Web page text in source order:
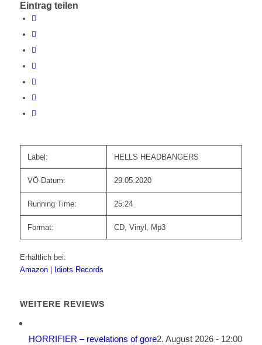
Eintrag teilen
Label: HELLS HEADBANGERS
VÖ-Datum: 29.05.2020
Running Time: 25:24
Format: CD, Vinyl, Mp3
Erhältlich bei:
Amazon
Idiots Records
WEITERE REVIEWS
HORRIFIER – revelations of gore2. August 2026 - 12:00